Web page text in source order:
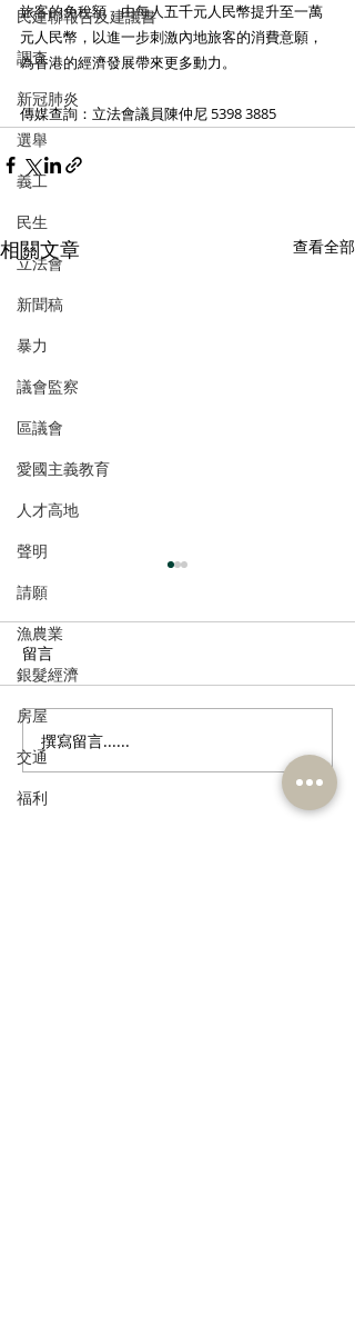
民建聯報告及建議書
調查
新冠肺炎
選舉
義工
民生
立法會
新聞稿
暴力
議會監察
區議會
愛國主義教育
人才高地
聲明
請願
漁農業
銀髮經濟
房屋
交通
福利
旅客的免稅額，由每人五千元人民幣提升至一萬
元人民幣，以進一步刺激內地旅客的消費意願，
為香港的經濟發展帶來更多動力。
傳媒查詢：立法會議員陳仲尼 5398 3885
相關文章 查看全部
港區全國人大代表團考察
安徽涇縣，調研紅色文化
留言
撰寫留言......